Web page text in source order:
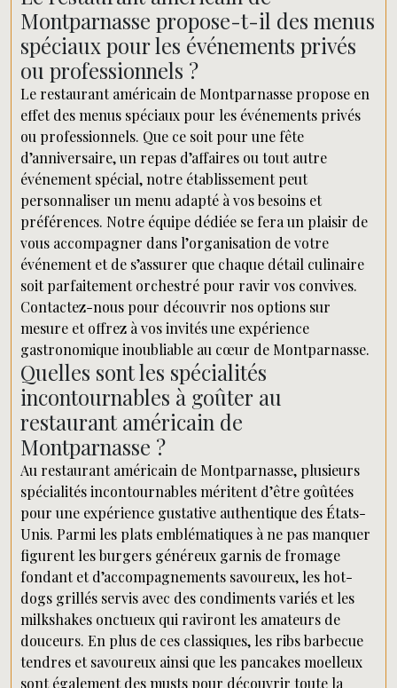
Montparnasse propose-t-il des menus
spéciaux pour les événements privés
ou professionnels ?
Le restaurant américain de Montparnasse propose en
effet des menus spéciaux pour les événements privés
ou professionnels. Que ce soit pour une fête
d’anniversaire, un repas d’affaires ou tout autre
événement spécial, notre établissement peut
personnaliser un menu adapté à vos besoins et
préférences. Notre équipe dédiée se fera un plaisir de
vous accompagner dans l’organisation de votre
événement et de s’assurer que chaque détail culinaire
soit parfaitement orchestré pour ravir vos convives.
Contactez-nous pour découvrir nos options sur
mesure et offrez à vos invités une expérience
gastronomique inoubliable au cœur de Montparnasse.
Quelles sont les spécialités
incontournables à goûter au
restaurant américain de
Montparnasse ?
Au restaurant américain de Montparnasse, plusieurs
spécialités incontournables méritent d’être goûtées
pour une expérience gustative authentique des États-
Unis. Parmi les plats emblématiques à ne pas manquer
figurent les burgers généreux garnis de fromage
fondant et d’accompagnements savoureux, les hot-
dogs grillés servis avec des condiments variés et les
milkshakes onctueux qui raviront les amateurs de
douceurs. En plus de ces classiques, les ribs barbecue
tendres et savoureux ainsi que les pancakes moelleux
sont également des musts pour découvrir toute la